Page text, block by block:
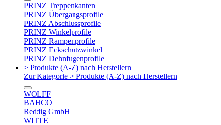
PRINZ Treppenkanten
PRINZ Übergangsprofile
PRINZ Abschlussprofile
PRINZ Winkelprofile
PRINZ Rampenprofile
PRINZ Eckschutzwinkel
PRINZ Dehnfugenprofile
> Produkte (A-Z) nach Herstellern
Zur Kategorie > Produkte (A-Z) nach Herstellern
WOLFF
BAHCO
Reddig GmbH
WITTE